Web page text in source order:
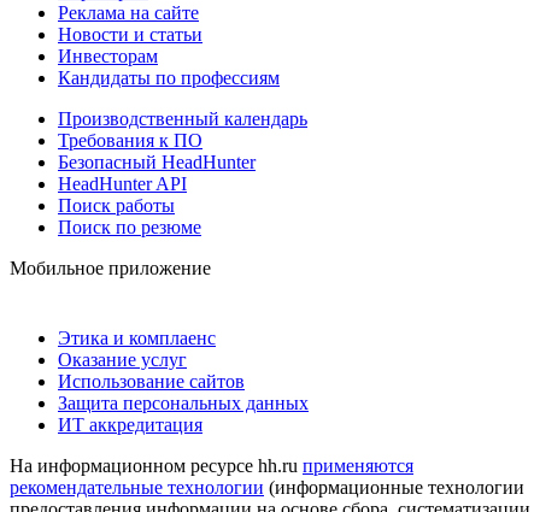
Реклама на сайте
Новости и статьи
Инвесторам
Кандидаты по профессиям
Производственный календарь
Требования к ПО
Безопасный HeadHunter
HeadHunter API
Поиск работы
Поиск по резюме
Мобильное приложение
Этика и комплаенс
Оказание услуг
Использование сайтов
Защита персональных данных
ИТ аккредитация
На информационном ресурсе hh.ru применяются
рекомендательные технологии (информационные технологии